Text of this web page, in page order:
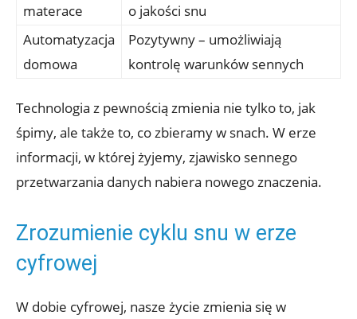
materace
o jakości snu
Automatyzacja
domowa
Pozytywny – umożliwiają
kontrolę warunków sennych
Technologia z pewnością zmienia nie tylko to, jak
śpimy, ale także to, co zbieramy w snach. W erze
informacji, w której żyjemy, zjawisko sennego
przetwarzania danych nabiera nowego znaczenia.
Zrozumienie cyklu snu w erze
cyfrowej
W dobie cyfrowej, nasze życie zmienia się w